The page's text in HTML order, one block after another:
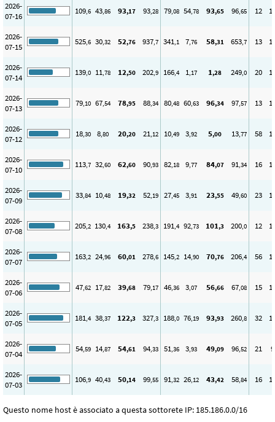
2026-
07-16
109,6 43,86 93,17 93,28 79,08 54,78 93,65 96,65 12
2026-
07-15
525,6 30,32 52,76 937,7 341,1 7,76 58,31 653,7 13
2026-
07-14
139,0 11,78 12,50 202,9 166,4 1,17 1,28 249,0 20
2026-
07-13
79,10 67,54 78,95 88,34 80,48 60,63 96,34 97,57 13
2026-
07-12
18,30 8,80 20,20 21,12 10,49 3,92 5,00 13,77 58
2026-
07-10
113,7 32,60 62,60 90,93 82,18 9,77 84,07 91,34 16
2026-
07-09
33,84 10,48 19,32 52,19 27,45 3,91 23,55 49,60 23
2026-
07-08
205,2 130,4 163,5 238,3 191,4 92,73 101,3 200,0 12
2026-
07-07
163,2 24,96 60,01 278,6 145,2 14,90 70,76 206,4 56
2026-
07-06
47,62 17,82 39,68 79,17 46,36 3,07 56,66 67,08 15
2026-
07-05
181,4 38,37 122,3 327,3 188,0 76,19 93,93 260,8 32
2026-
07-04
54,59 14,87 54,61 94,33 51,36 3,93 49,09 96,52 21 9
2026-
07-03
106,9 40,43 50,14 99,55 91,32 26,12 43,42 58,84 16
Questo nome host è associato a questa sottorete IP: 185.186.0.0/16